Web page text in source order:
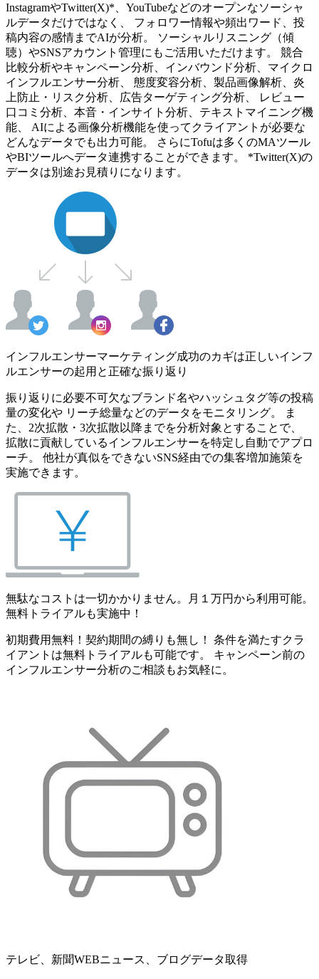
InstagramやTwitter(X)*、YouTubeなどのオープンなソーシャ
ルデータだけではなく、 フォロワー情報や頻出ワード、投
稿内容の感情までAIが分析。 ソーシャルリスニング（傾
聴）やSNSアカウント管理にもご活用いただけます。 競合
比較分析やキャンペーン分析、インバウンド分析、マイクロ
インフルエンサー分析、 態度変容分析、製品画像解析、炎
上防止・リスク分析、広告ターゲティング分析、 レビュー
口コミ分析、本音・インサイト分析、テキストマイニング機
能、 AIによる画像分析機能を使ってクライアントが必要な
どんなデータでも出力可能。 さらにTofuは多くのMAツール
やBIツールへデータ連携することができます。 *Twitter(X)の
データは別途お見積りになります。
インフルエンサーマーケティング成功のカギは正しいインフ
ルエンサーの起用と正確な振り返り
振り返りに必要不可欠なブランド名やハッシュタグ等の投稿
量の変化や リーチ総量などのデータをモニタリング。 ま
た、2次拡散・3次拡散以降までを分析対象とすることで、
拡散に貢献しているインフルエンサーを特定し自動でアプロ
ーチ。 他社が真似をできないSNS経由での集客増加施策を
実施できます。
無駄なコストは一切かかりません。月１万円から利用可能。
無料トライアルも実施中！
初期費用無料！契約期間の縛りも無し！ 条件を満たすクラ
イアントは無料トライアルも可能です。 キャンペーン前の
インフルエンサー分析のご相談もお気軽に。
テレビ、新聞WEBニュース、ブログデータ取得